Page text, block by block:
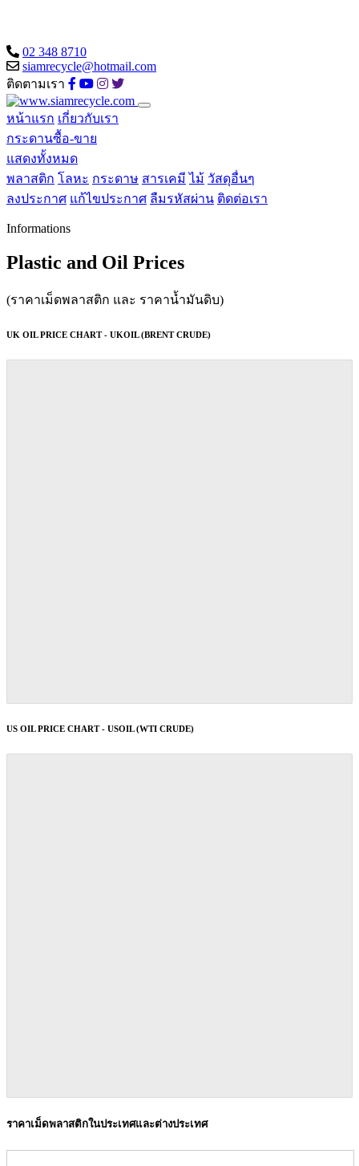
02 348 8710
siamrecycle@hotmail.com
ติดตามเรา
หน้าแรก เกี่ยวกับเรา
กระดานซื้อ-ขาย
แสดงทั้งหมด
พลาสติก โลหะ กระดาษ สารเคมี ไม้ วัสดุอื่นๆ
ลงประกาศ แก้ไขประกาศ ลืมรหัสผ่าน ติดต่อเรา
Informations
Plastic and Oil Prices
(ราคาเม็ดพลาสติก และ ราคาน้ำมันดิบ)
UK OIL PRICE CHART - UKOIL (BRENT CRUDE)
US OIL PRICE CHART - USOIL (WTI CRUDE)
ราคาเม็ดพลาสติกในประเทศและต่างประเทศ